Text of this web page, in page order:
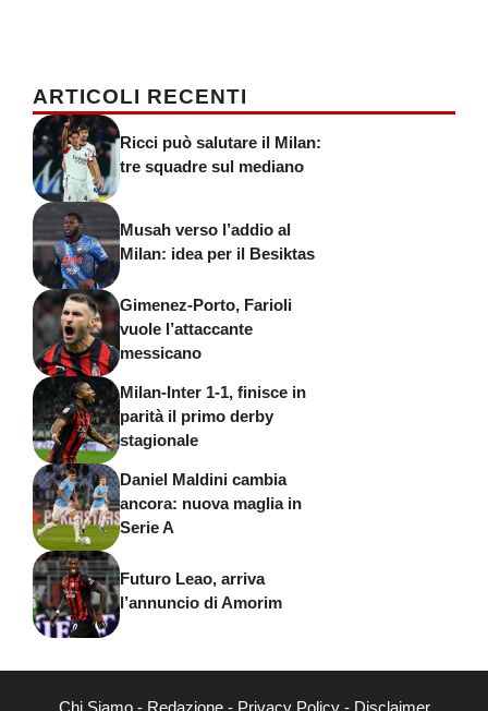
ARTICOLI RECENTI
Ricci può salutare il Milan:
tre squadre sul mediano
Musah verso l’addio al
Milan: idea per il Besiktas
Gimenez-Porto, Farioli
vuole l’attaccante
messicano
Milan-Inter 1-1, finisce in
parità il primo derby
stagionale
Daniel Maldini cambia
ancora: nuova maglia in
Serie A
Futuro Leao, arriva
l’annuncio di Amorim
Chi Siamo- Redazione- Privacy Policy- Disclaimer